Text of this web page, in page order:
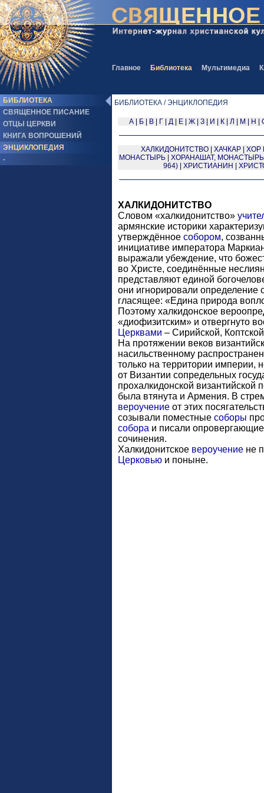
Главное Библиотека Мультимедиа
БИБЛИОТЕКА
СВЯЩЕННОЕ ПИСАНИЕ
ОТЦЫ ЦЕРКВИ
КНИГА ВОПРОШЕНИЙ
ЭНЦИКЛОПЕДИЯ
-
БИБЛИОТЕКА / ЭНЦИКЛОПЕДИЯ
А| Б| В| Г| Д| Е| Ж| З| И К| Л М Н
XАЛКИДОНИТСТВО ХАЧКАР
ХОР
МОНАСТЫРЬ| ХОРАНАШАТ, МОНАСТЫРЬ
964)
ХРИСТИАНИН
XАЛКИДОНИТСТВО
Словом «халкидонитство»
армянские историки
утверждённое собором,
инициативе императора
выражали убеждение, что
во Xристе, соединённые
представляют единой
они игнорировали определение
гласящее: «Едина природа
Поэтому халкидонское
«диофизитским» и отвергнуто
Церквами – Сирийской,
На протяжении веков
насильственному
только на территории империи,
от Византии сопредельных
прохалкидонской византийской
была втянута и Армения. В
вероучение от этих
созывали поместные соборы
собора и писали
сочинения.
Xалкидонитское вероучение не
Церковью и поныне.